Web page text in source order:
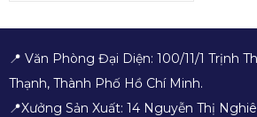
📍 Văn Phòng Đại Diện: 100/11/1 Trịnh
Thạnh, Thành Phố Hồ Chí Minh.
📍Xưởng Sản Xuất: 14 Nguyễn Thị